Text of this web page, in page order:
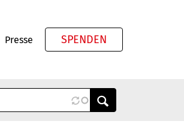
Presse SPENDEN